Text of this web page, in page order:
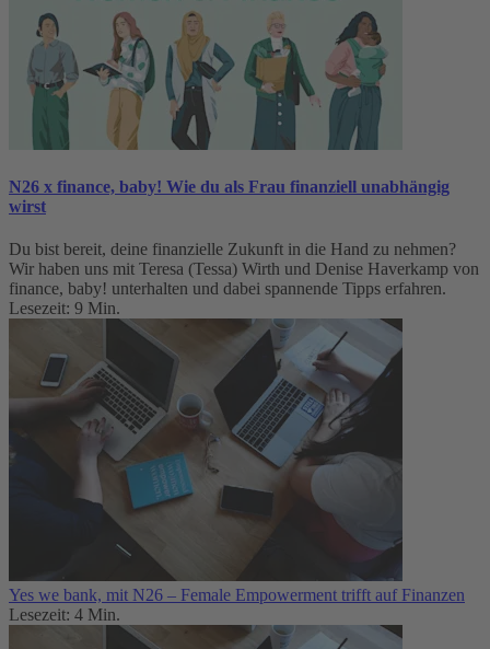
N26 x finance, baby! Wie du als Frau finanziell unabhängig
wirst
Du bist bereit, deine finanzielle Zukunft in die Hand zu nehmen?
Wir haben uns mit Teresa (Tessa) Wirth und Denise Haverkamp von
finance, baby! unterhalten und dabei spannende Tipps erfahren.
Lesezeit: 9 Min.
Yes we bank, mit N26 – Female Empowerment trifft auf Finanzen
Lesezeit: 4 Min.